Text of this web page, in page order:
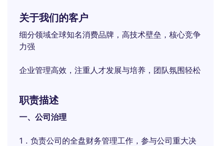
关于我们的客户
细分领域全球知名消费品牌，高技术壁垒，核心竞争
力强
企业管理高效，注重人才发展与培养，团队氛围轻松
职责描述
一、公司治理
1．负责公司的全盘财务管理工作，参与公司重大决